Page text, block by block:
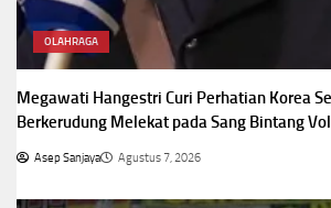
OLAHRAGA
Megawati Hangestri Curi Perhatian Korea
Berkerudung Melekat pada Sang Bintang
Asep Sanjaya Agustus 7, 2026